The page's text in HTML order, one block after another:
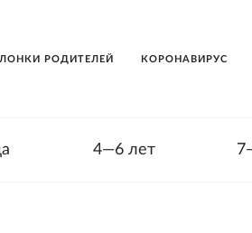
РОДИТЕЛЕЙ КОРОНАВИРУС
4—6 лет